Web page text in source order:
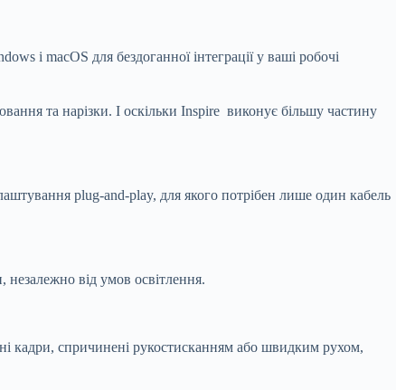
і macOS для бездоганної інтеграції у ваші робочі
та нарізки. І оскільки Inspire виконує більшу частину
plug-and-play, для якого потрібен лише один кабель
від умов освітлення.
кадри, спричинені рукостисканням або швидким рухом,